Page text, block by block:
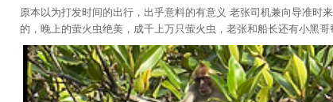
原本以为打发时间的出行，出乎意料的有意义 老张司机兼向导准时
的，晚上的萤火虫绝美，成千上万只萤火虫，老张和船长还有小黑